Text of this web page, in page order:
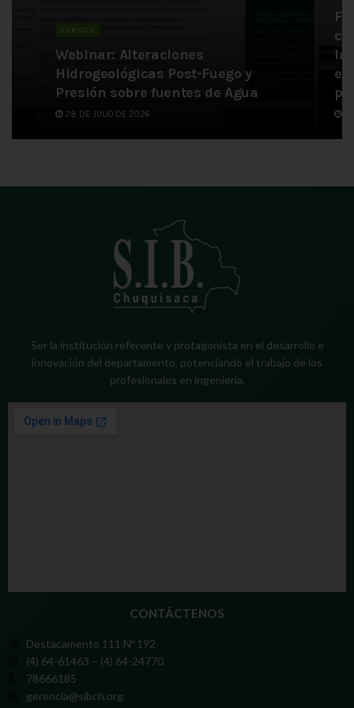
CURSOS
Webinar: Alteraciones
Hidrogeológicas Post-Fuego y
Presión sobre fuentes de Agua
28 DE JULIO DE 2026
la
6
Ser la institución referente y protagonista en el desarrollo e
innovación del departamento, potenciando el trabajo de los
profesionales en ingeniería.
CONTÁCTENOS
Destacamento 111 Nº 192
(4) 64-61463 – (4) 64-24770
78666185
gerencia@sibch.org